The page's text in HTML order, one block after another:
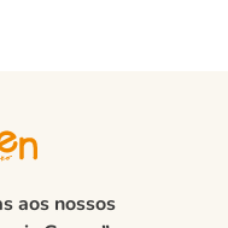
aos nossos